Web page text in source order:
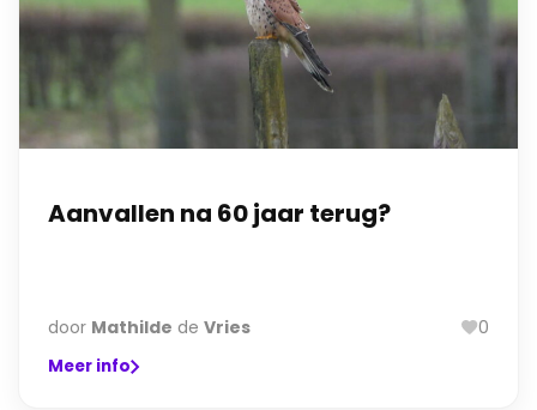
Aanvallen na 60 jaar terug?
door Mathilde de Vries 0
Meer info